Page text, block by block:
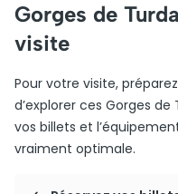
Gorges de
visite
Pour votre visite,
d’explorer ces Gorges de
vos billets et
vraiment optimale.